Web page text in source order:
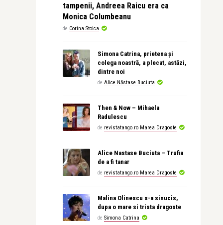
tampenii, Andreea Raicu era ca
Monica Columbeanu
de Corina Stoica
Simona Catrina, prietena și
colega noastră, a plecat, astăzi,
dintre noi
de Alice Năstase Buciuta
Then & Now – Mihaela
Radulescu
de revistatango.ro Marea Dragoste
Alice Nastase Buciuta – Trufia
de a fi tanar
de revistatango.ro Marea Dragoste
Malina Olinescu s-a sinucis,
dupa o mare si trista dragoste
de Simona Catrina